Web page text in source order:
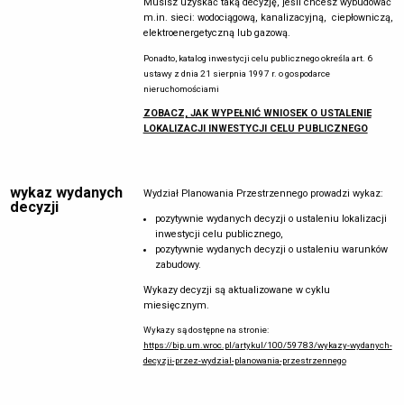
decyzja jest zgodna z przepisami odrębnymi
zamierzenie budowlane nie znajdzie się
w stosunku do którego decyzją o ustaleniu
lokalizacji strategicznej inwestycji w zakresie
sieci przesyłowej ustanowiony został zakaz
wznoszenia i utrzymywania obiektów
budowlanych przeznaczonych na pobyt ludzi
strefy kontrolowanej wyznaczonej po obu stronach
wymagane prawem uzgodnienia.
m.in. sieci: wodociągową, kanalizacyjną, ciepłowniczą,
elektroenergetyczną lub gazową.
Ponadto, katalog inwestycji celu publicznego określa art. 6
ustawy z dnia 21 sierpnia 1997 r. o gospodarce
nieruchomościami
ZOBACZ, JAK WYPEŁNIĆ WNIOSEK O USTALENIE
LOKALIZACJI INWESTYCJI CELU PUBLICZNEGO
wykaz wydanych
decyzji
Wydział Planowania Przestrzennego prowadzi wykaz:
pozytywnie wydanych decyzji o ustaleniu lokalizacji
inwestycji celu publicznego,
pozytywnie wydanych decyzji o ustaleniu warunków
zabudowy.
Wykazy decyzji są aktualizowane w cyklu
miesięcznym.
Wykazy są dostępne na stronie:
https://bip.um.wroc.pl/artykul/100/59783/wykazy-wydanych-
decyzji-przez-wydzial-planowania-przestrzennego